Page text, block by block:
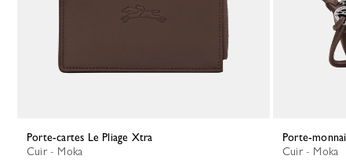
Porte-cartes Le Pliage Xtra
Cuir - Moka
Porte-
Cuir - Moka